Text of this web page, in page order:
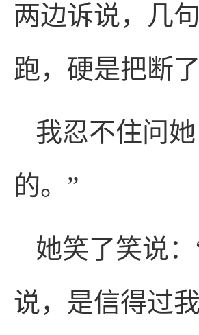
两边诉说，几
跑，硬是把断
我忍不住问
的。”
她笑了笑说
说，是信得过